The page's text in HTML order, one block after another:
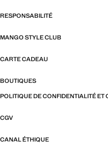
RESPONSABILITÉ
MANGO STYLE CLUB
CARTE CADEAU
BOUTIQUES
POLITIQUE DE CONFIDENTIALITÉ ET
CGV
CANAL ÉTHIQUE